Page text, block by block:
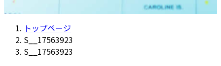
トップページ
S__17563923
S__17563923